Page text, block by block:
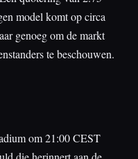
model komt op circa
genoeg om de markt
te beschouwen.
om 21:00 CEST